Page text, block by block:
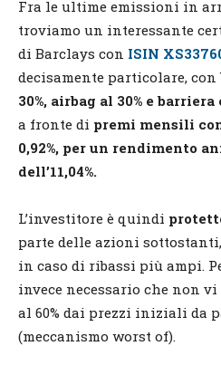
Fra le ultime emissioni in
troviamo un interessante
di Barclays con ISIN
decisamente particolare, con
30%, airbag al 30% e barriera
a fronte di premi mensili
0,92%, per un rendimento
dell’11,04%.
L’investitore è quindi
parte delle azioni
in caso di ribassi più ampi.
invece necessario che non
al 60% dai prezzi iniziali da
(meccanismo worst of).